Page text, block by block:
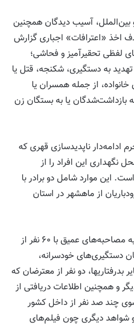
آسیب دیدگان همچنین
اخذ «اعترافات» اجباری گزارش
لفظی تحقیرآمیز و فحاشی؛
به دستگیری، شکنجه، قتل یا
از جمله همسران یا
بازداشت‌شدگان یا به بستگان زن
ادامه‌دار ناپدیدسازی قهری که
این افراد را از
این موارد شامل دو برادر با
از ماهشهر در استان
یافته‌های گزارش عفو بین‌الملل بر پایه مصاحبه‌های عمیق با ۶۰ نفر از
دستگیری‌های خودسرانه،
دو نفر از معترضان که
و ۱۴ فرد آگاه دیگر و همچنین اطلاعات دریافتی از
چند صد نفر از داخل کشور
شواهد دیگری چون فیلم‌های